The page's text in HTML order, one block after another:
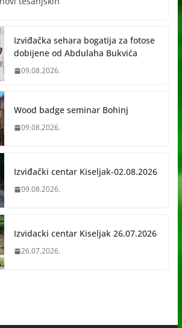
Izviđačka sehara bogatija za fotose
dobijene od Abdulaha Bukvića
09.08.2026.
Wood badge seminar Bohinj
09.08.2026.
Izviđački centar Kiseljak-02.08.2026
09.08.2026.
Izvidacki centar Kiseljak 26.07.2026
26.07.2026.